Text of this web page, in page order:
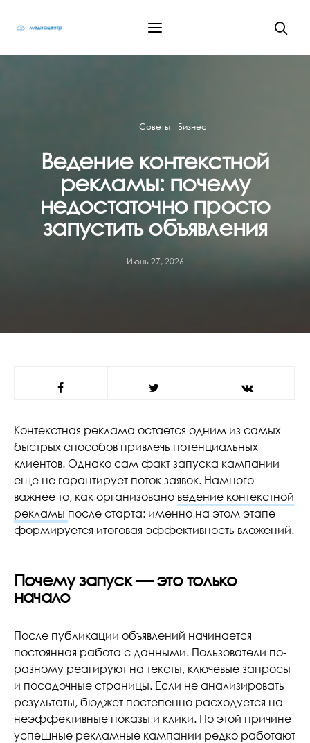
Советы Бизнес
Ведение контекстной
рекламы: почему
недостаточно просто
запустить объявления
Июнь 27, 2026
Контекстная реклама остается одним из самых
быстрых способов привлечь потенциальных
клиентов. Однако сам факт запуска кампании
еще не гарантирует поток заявок. Намного
важнее то, как организовано ведение контекстной
рекламы после старта: именно на этом этапе
формируется итоговая эффективность вложений.
Почему запуск — это только
начало
После публикации объявлений начинается
постоянная работа с данными. Пользователи по-
разному реагируют на тексты, ключевые запросы
и посадочные страницы. Если не анализировать
результаты, бюджет постепенно расходуется на
неэффективные показы и клики. По этой причине
успешные рекламные кампании редко работают